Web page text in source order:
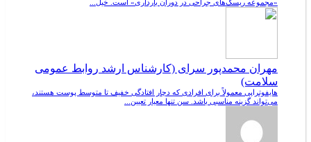
«مجموعه ریسک‌های جراحی در دوران بارداری» است. خیل...
مهران محمدپور سرای (کارشناس ارشد روابط عمومی
سلامت)
هایفوتراپی معمولاً برای افرادی که دچار افتادگی خفیف تا متوسط پوست هستند،
می‌تواند گزینه مناسبی باشد. سن تنها معیار تعیین...